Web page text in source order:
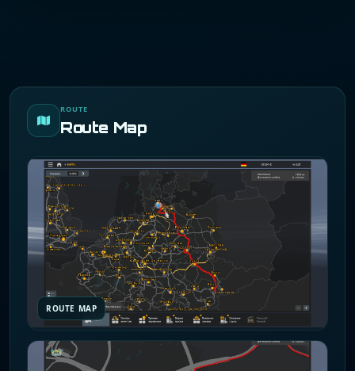
ROUTE
Route Map
ROUTE MAP